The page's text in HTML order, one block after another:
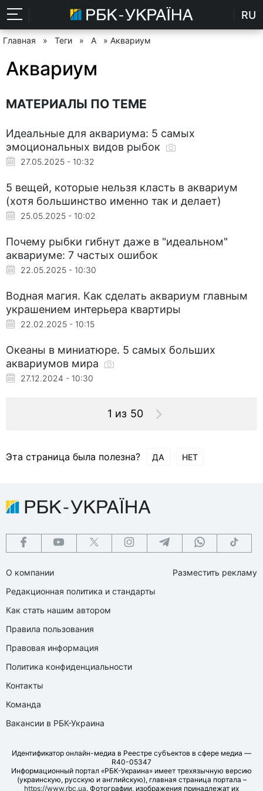
RU
Главная » Теги » А » Аквариум
Аквариум
МАТЕРИАЛЫ ПО ТЕМЕ
Идеальные для аквариума: 5 самых
эмоциональных видов рыбок
27.05.2025 - 10:32
5 вещей, которые нельзя класть в аквариум
(хотя большинство именно так и делает)
25.05.2025 - 10:02
Почему рыбки гибнут даже в "идеальном"
аквариуме: 7 частых ошибок
22.05.2025 - 10:30
Водная магия. Как сделать аквариум главным
украшением интерьера квартиры
22.02.2025 - 10:15
Океаны в миниатюре. 5 самых больших
аквариумов мира
27.12.2024 - 10:30
1 из 50
Эта страница была полезна? ДА НЕТ
О компании
Редакционная политика и стандарты
Как стать нашим автором
Правила пользования
Правовая информация
Политика конфиденциальности
Контакты
Команда
Вакансии в РБК-Украина
Разместить рекламу
Идентификатор онлайн-медиа в Реестре субъектов в сфере медиа —
R40-05347
Информационный портал «РБК-Украина» имеет трехязычную версию
(украинскую, русскую и английскую), главная страница портала –
https://www.rbc.ua. Фотографии, изображения принадлежат их